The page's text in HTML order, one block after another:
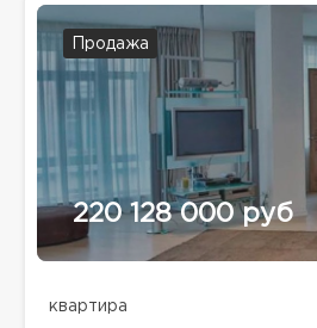
Продажа
220 128 000 руб
квартира